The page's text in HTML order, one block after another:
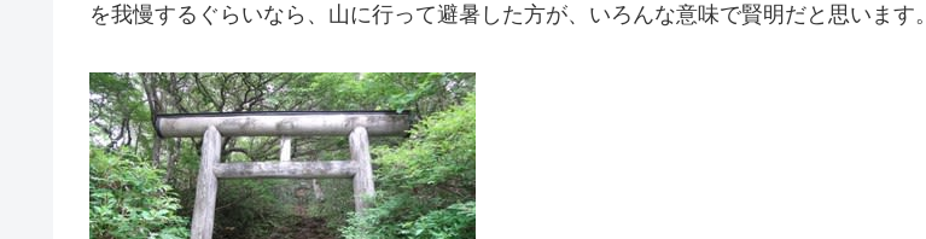
を我慢するぐらいなら、山に行って避暑した方が、いろんな意味で賢明だと思います。